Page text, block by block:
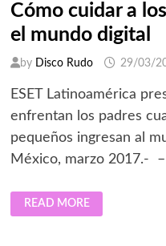
Cómo cuidar a
el mundo digital
by Disco Rudo 29/03/
ESET Latinoamérica
enfrentan los padres
pequeños ingresan al
México, marzo 2017.-
CÓMO
CUIDAR
A
READ MORE